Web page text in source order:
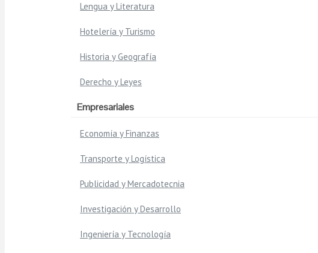
Lengua y Literatura
Hotelería y Turismo
Historia y Geografía
Derecho y Leyes
Empresariales
Economía y Finanzas
Transporte y Logística
Publicidad y Mercadotecnia
Investigación y Desarrollo
Ingeniería y Tecnología